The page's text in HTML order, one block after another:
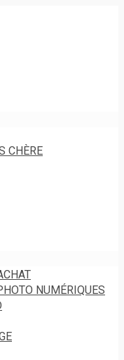
CHÈRE
NUMÉRIQUES